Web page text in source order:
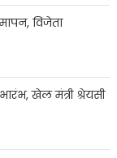
विजेता
खेल मंत्री श्रेयसी